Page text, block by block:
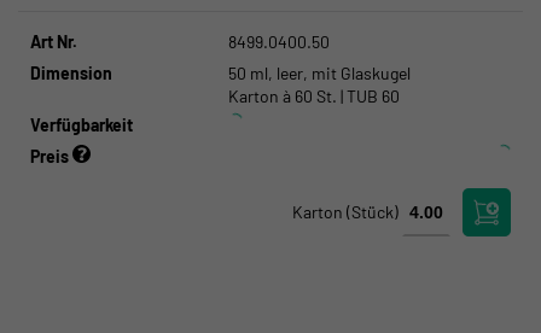
Art Nr.
8499.0400.50
Dimension
50 ml, leer, mit Glaskugel
Karton à 60 St. | TUB 60
Verfügbarkeit
Preis
Karton (Stück)